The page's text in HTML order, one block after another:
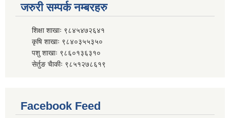
जरुरी सम्पर्क नम्बरहरु
शिक्षा शाखाः ९८४५४७२६४१
कृषि शाखाः ९८४०३५५३५०
पशु शाखाः ९८६०१३६३१०
सेर्तुङ चैाकीः ९८५१२७८६१९
Facebook Feed